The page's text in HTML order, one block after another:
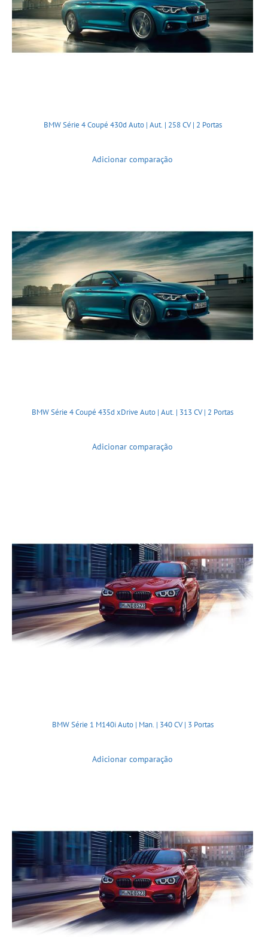
BMW Série 4 Coupé 430d Auto | Aut. | 258 CV | 2 Portas
Adicionar comparação
BMW Série 4 Coupé 435d xDrive Auto | Aut. | 313 CV | 2 Portas
Adicionar comparação
BMW Série 1 M140i Auto | Man. | 340 CV | 3 Portas
Adicionar comparação